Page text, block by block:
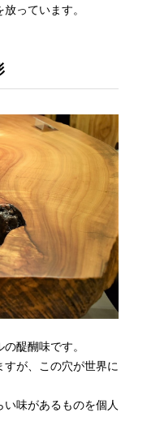
っています。
醍醐味です。
が、この穴が世界に
味があるものを個人